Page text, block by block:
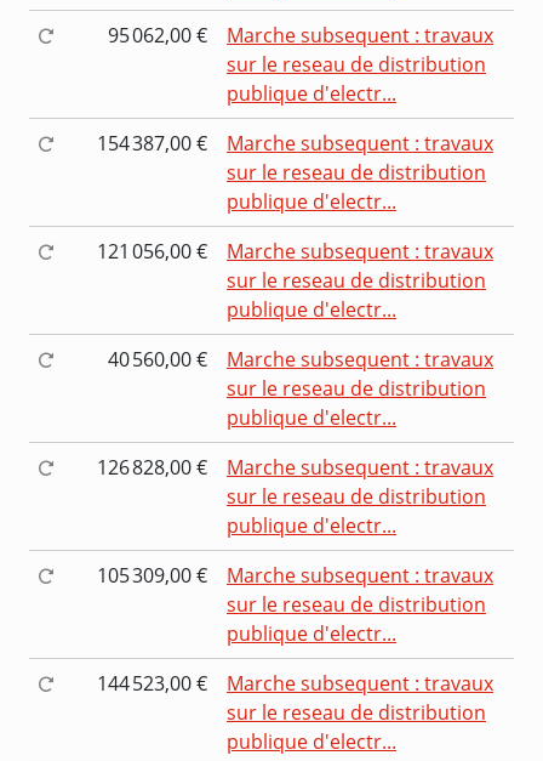
95 062,00 €
Marche subsequent : travaux
sur le reseau de distribution
publique d'electr...
154 387,00 €
Marche subsequent : travaux
sur le reseau de distribution
publique d'electr...
121 056,00 €
Marche subsequent : travaux
sur le reseau de distribution
publique d'electr...
40 560,00 €
Marche subsequent : travaux
sur le reseau de distribution
publique d'electr...
126 828,00 €
Marche subsequent : travaux
sur le reseau de distribution
publique d'electr...
105 309,00 €
Marche subsequent : travaux
sur le reseau de distribution
publique d'electr...
144 523,00 €
Marche subsequent : travaux
sur le reseau de distribution
publique d'electr...